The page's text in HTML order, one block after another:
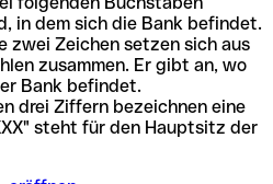
in dem sich die Bank befindet.
zwei Zeichen setzen sich aus
zusammen. Er gibt an, wo
Bank befindet.
drei Ziffern bezeichnen eine
steht für den Hauptsitz der